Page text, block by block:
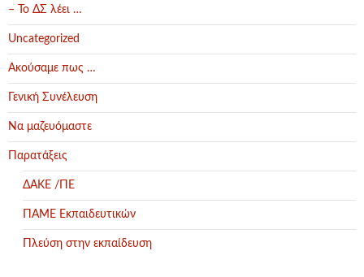
– Το ΔΣ λέει …
Uncategorized
Ακούσαμε πως …
Γενική Συνέλευση
Να μαζευόμαστε
Παρατάξεις
ΔΑΚΕ /ΠΕ
ΠΑΜΕ Εκπαιδευτικών
Πλεύση στην εκπαίδευση